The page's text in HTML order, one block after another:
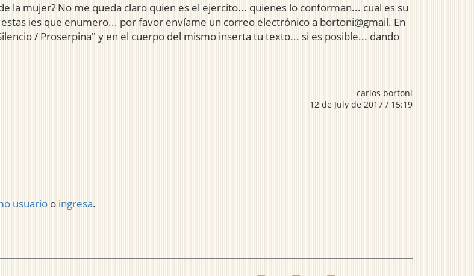
la mujer? No me queda claro quien es el ejercito... quienes lo conforman... cual es su
ies que enumero... por favor envíame un correo electrónico a bortoni@gmail. En
/ Proserpina" y en el cuerpo del mismo inserta tu texto... si es posible... dando
carlos bortoni
12 de July de 2017 / 15:19
usuario o ingresa.